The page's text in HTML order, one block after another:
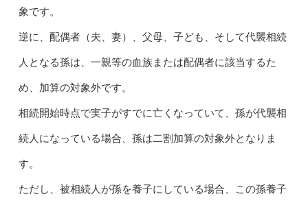
象です。
逆に、配偶者（夫、妻）、父母、子ども、そして代襲相続
人となる孫は、一親等の血族または配偶者に該当するた
め、加算の対象外です。
相続開始時点で実子がすでに亡くなっていて、孫が代襲相
続人になっている場合、孫は二割加算の対象外となりま
す。
ただし、被相続人が孫を養子にしている場合、この孫養子